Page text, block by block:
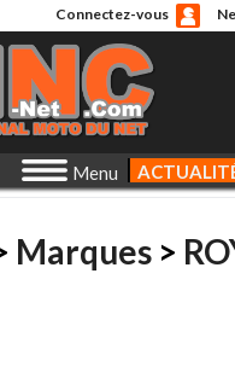
Connectez-vous
Menu
Marques >